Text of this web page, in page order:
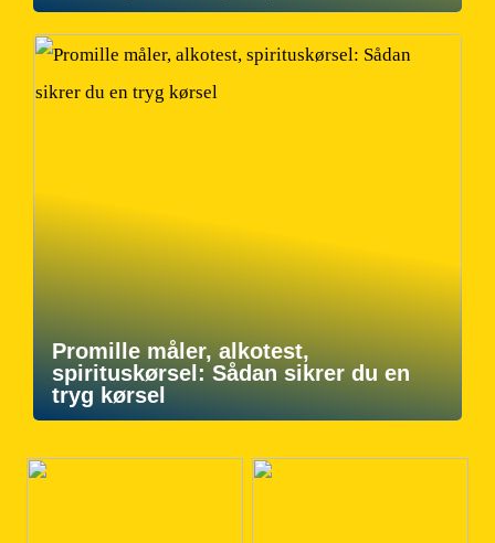
Promille måler, alkotest,
spirituskørsel: Sådan sikrer du en
tryg kørsel